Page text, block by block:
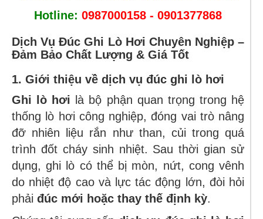
Hotline: 0987000158 - 0901377868
Dịch Vụ Đúc Ghi Lò Hơi Chuyên Nghiệp –
Đảm Bảo Chất Lượng & Giá Tốt
1. Giới thiệu về dịch vụ đúc ghi lò hơi
Ghi lò hơi là bộ phận quan trọng trong hệ
thống lò hơi công nghiệp, đóng vai trò nâng
đỡ nhiên liệu rắn như than, củi trong quá
trình đốt cháy sinh nhiệt. Sau thời gian sử
dụng, ghi lò có thể bị mòn, nứt, cong vênh
do nhiệt độ cao và lực tác động lớn, đòi hỏi
phải đúc mới hoặc thay thế định kỳ.